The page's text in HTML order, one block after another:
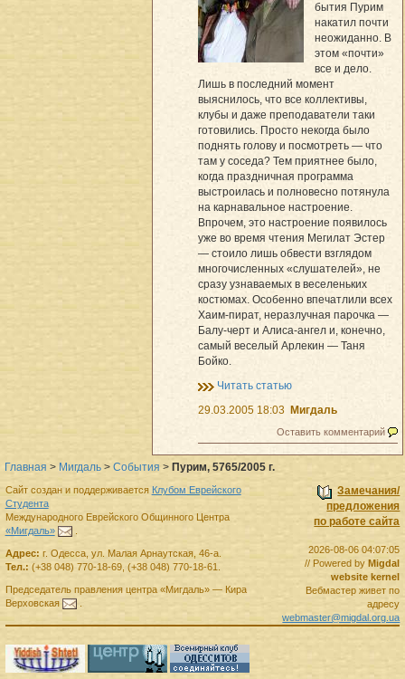
бытия Пурим
накатил почти
неожиданно. В
этом «почти»
все и дело.
Лишь в последний момент
выяснилось, что все коллективы,
клубы и даже преподаватели таки
готовились. Просто некогда было
поднять голову и посмотреть — что
там у соседа? Тем приятнее было,
когда праздничная программа
выстроилась и полновесно потянула
на карнавальное настроение.
Впрочем, это настроение появилось
уже во время чтения Мегилат Эстер
— стоило лишь обвести взглядом
многочисленных «слушателей», не
сразу узнаваемых в веселеньких
костюмах. Особенно впечатлили всех
Хаим-пират, неразлучная парочка —
Балу-черт и Алиса-ангел и, конечно,
самый веселый Арлекин — Таня
Бойко.
Читать статью
29.03.2005 18:03
Мигдаль
Оставить комментарий
Главная > Мигдаль > События > Пурим, 5765/2005 г.
Замечания/
предложения
по работе сайта
2026-08-06 04:07:05
// Powered by Migdal
website kernel
Вебмастер живет по
адресу
webmaster@migdal.org.ua
Сайт создан и поддерживается Клубом Еврейского
Студента
Международного Еврейского Общинного Центра
«Мигдаль»
.
Адрес: г. Одесса, ул. Малая Арнаутская, 46-а.
Тел.: (+38 048) 770-18-69, (+38 048) 770-18-61.
Председатель правленияцентра «Мигдаль»— Кира
Верховская
.